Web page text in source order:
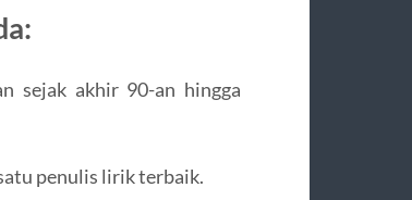
sejak akhir 90-an hingga
penulis lirik terbaik.